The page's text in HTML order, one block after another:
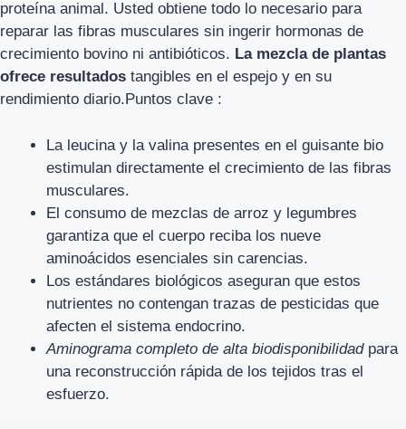
proteína animal. Usted obtiene todo lo necesario para
reparar las fibras musculares sin ingerir hormonas de
crecimiento bovino ni antibióticos. La mezcla de plantas
ofrece resultados tangibles en el espejo y en su
rendimiento diario.Puntos clave :
La leucina y la valina presentes en el guisante bio
estimulan directamente el crecimiento de las fibras
musculares.
El consumo de mezclas de arroz y legumbres
garantiza que el cuerpo reciba los nueve
aminoácidos esenciales sin carencias.
Los estándares biológicos aseguran que estos
nutrientes no contengan trazas de pesticidas que
afecten el sistema endocrino.
Aminograma completo de alta biodisponibilidadpara
una reconstrucción rápida de los tejidos tras el
esfuerzo.